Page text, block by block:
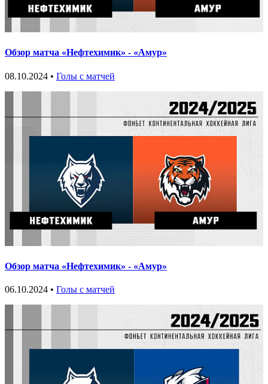
Обзор матча «Нефтехимик» - «Амур»
08.10.2024 • Голы с матчей
Обзор матча «Нефтехимик» - «Амур»
06.10.2024 • Голы с матчей